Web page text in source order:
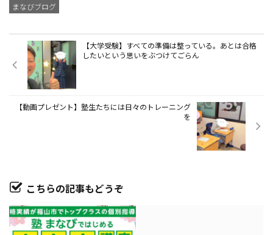
まなびブログ
【大学受験】すべての準備は整っている。あとは合格
したいという思いをぶつけてごらん
【動画プレゼント】塾生たちには日々のトレーニング
を
こちらの記事もどうぞ